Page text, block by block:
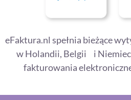
eFaktura.nl spełnia bieżące
w Holandii, Belgii i
fakturowania